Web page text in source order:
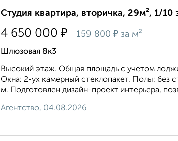
Студия квартира, вторичка, 29м², 1/10
4 650 000 ₽ 159 800 ₽ за м²
Шлюзовая 8к3
Высокий этаж. Общая площадь с учетом
Окна: 2-ух камерный стеклопакет. Полы: без
м. Подготовлен дизайн-проект интерьера,
Агентство, 04.08.2026